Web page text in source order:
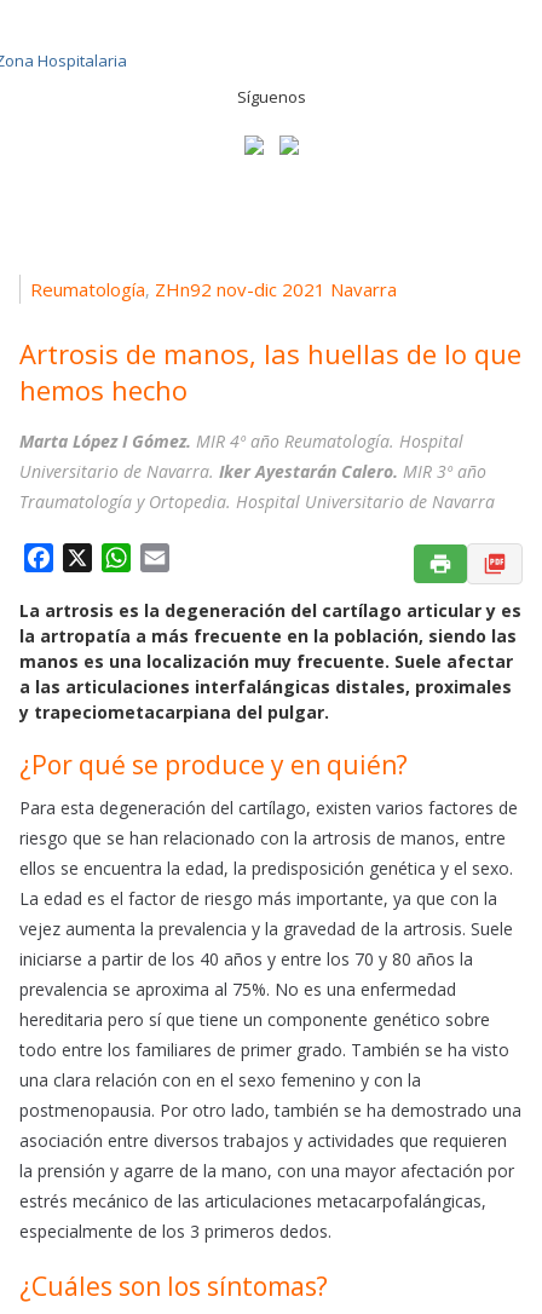
Síguenos
Reumatología, ZHn92 nov-dic 2021 Navarra
Artrosis de manos, las huellas de lo que
hemos hecho
Marta López I Gómez. MIR 4º año Reumatología. Hospital
Universitario de Navarra. Iker Ayestarán Calero. MIR 3º año
Traumatología y Ortopedia. Hospital Universitario de Navarra
c
e
b
o
k
W
a
t
s
A
p
a
i
l
La artrosis es la degeneración del cartílago articular y es
la artropatía a más frecuente en la población, siendo las
manos es una localización muy frecuente. Suele afectar
a las articulaciones interfalángicas distales, proximales
y trapeciometacarpiana del pulgar.
¿Por qué se produce y en quién?
Para esta degeneración del cartílago, existen varios factores de
riesgo que se han relacionado con la artrosis de manos, entre
ellos se encuentra la edad, la predisposición genética y el sexo.
La edad es el factor de riesgo más importante, ya que con la
vejez aumenta la prevalencia y la gravedad de la artrosis. Suele
iniciarse a partir de los 40 años y entre los 70 y 80 años la
prevalencia se aproxima al 75%. No es una enfermedad
hereditaria pero sí que tiene un componente genético sobre
todo entre los familiares de primer grado. También se ha visto
una clara relación con en el sexo femenino y con la
postmenopausia. Por otro lado, también se ha demostrado una
asociación entre diversos trabajos y actividades que requieren
la prensión y agarre de la mano, con una mayor afectación por
estrés mecánico de las articulaciones metacarpofalángicas,
especialmente de los 3 primeros dedos.
¿Cuáles son los síntomas?